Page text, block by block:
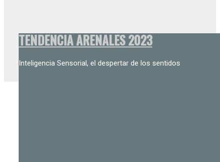
TENDENCIA ARENALES 2023
Inteligencia Sensorial, el despertar de los sentidos